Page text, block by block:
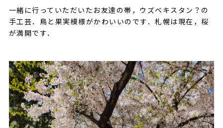
一緒に行っていただいたお友達の帯，ウズベキスタン？の
手工芸．鳥と果実模様がかわいいのです．札幌は現在，桜
が満開です．